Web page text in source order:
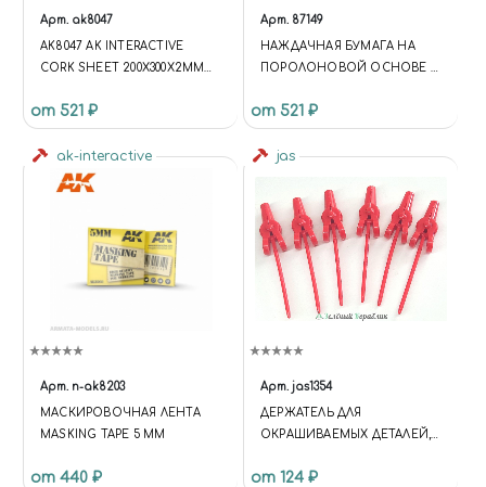
Арт. ak8047
AK8047 AK INTERACTIVE
CORK SHEET 200X300X2MM
ПРОБКИ
от 521 ₽
Арт. 87149
НАЖДАЧНАЯ БУМАГА НА
ПОРОЛОНОВОЙ ОСНОВЕ С
от 521 ₽
ak-interactive
Арт. n-ak8203
МАСКИРОВОЧНАЯ ЛЕНТА
MASKING TAPE 5 MM
от 440 ₽
jas
Арт. jas1354
ДЕРЖАТЕЛЬ ДЛЯ
ОКРАШИВАЕМЫХ ДЕТАЛЕЙ,
от 124 ₽